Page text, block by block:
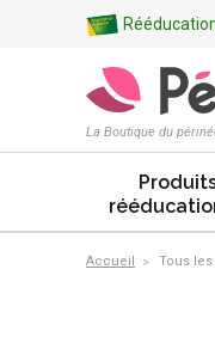
La Boutique du
Accueil Tous